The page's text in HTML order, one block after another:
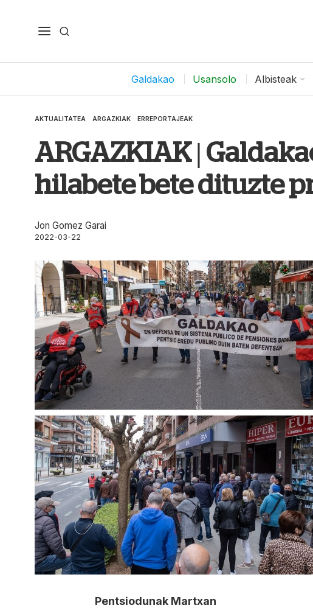
Galdakao Usansolo Albisteak
AKTUALITATEA · ARGAZKIAK · ERREPORTAJEAK
ARGAZKIAK |
hilabete bete dituzte
Jon Gomez Garai
2022-03-22
Pentsiodunak Martxan